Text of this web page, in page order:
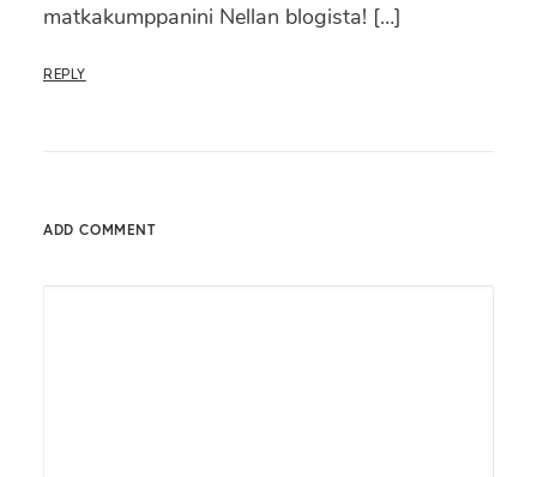
matkakumppanini Nellan blogista! […]
REPLY
ADD COMMENT